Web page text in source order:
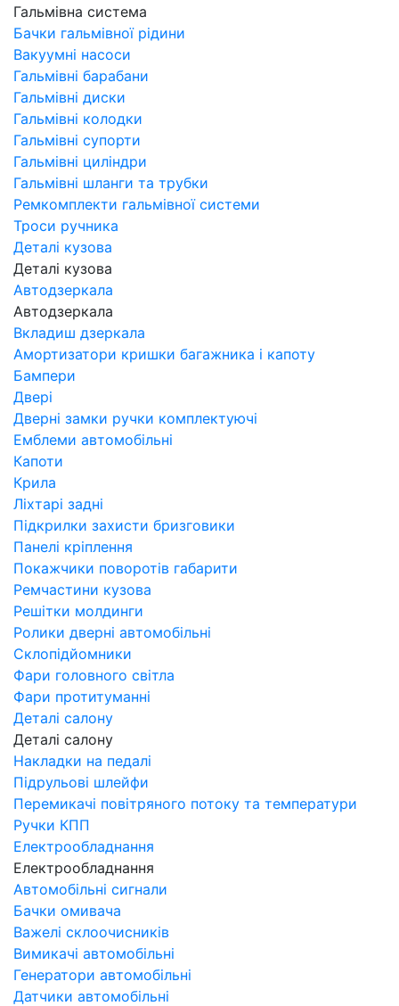
Гальмівна система
Бачки гальмівної рідини
Вакуумні насоси
Гальмівні барабани
Гальмівні диски
Гальмівні колодки
Гальмівні супорти
Гальмівні циліндри
Гальмівні шланги та трубки
Ремкомплекти гальмівної системи
Троси ручника
Деталі кузова
Деталі кузова
Автодзеркала
Автодзеркала
Вкладиш дзеркала
Амортизатори кришки багажника і капоту
Бампери
Двері
Дверні замки ручки комплектуючі
Емблеми автомобільні
Капоти
Крила
Ліхтарі задні
Підкрилки захисти бризговики
Панелі кріплення
Покажчики поворотів габарити
Ремчастини кузова
Решітки молдинги
Ролики дверні автомобільні
Склопідйомники
Фари головного світла
Фари протитуманні
Деталі салону
Деталі салону
Накладки на педалі
Підрульові шлейфи
Перемикачі повітряного потоку та температури
Ручки КПП
Електрообладнання
Електрообладнання
Автомобільні сигнали
Бачки омивача
Важелі склоочисників
Вимикачі автомобільні
Генератори автомобільні
Датчики автомобільні